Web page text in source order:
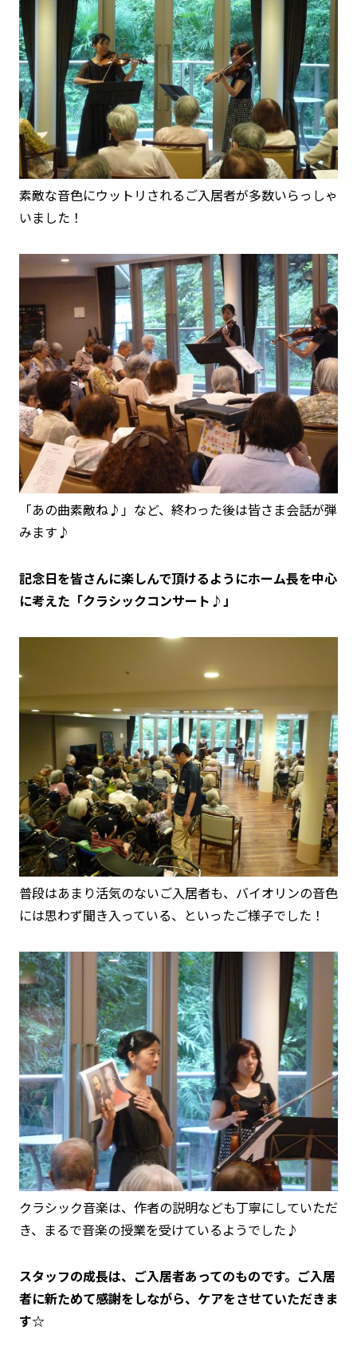
素敵な音色にウットリされるご入居者が多数いらっしゃ
いました！
「あの曲素敵ね♪」など、終わった後は皆さま会話が弾
みます♪
記念日を皆さんに楽しんで頂けるようにホーム長を中心
に考えた「クラシックコンサート♪」
普段はあまり活気のないご入居者も、バイオリンの音色
には思わず聞き入っている、といったご様子でした！
クラシック音楽は、作者の説明なども丁寧にしていただ
き、まるで音楽の授業を受けているようでした♪
スタッフの成長は、ご入居者あってのものです。ご入居
者に新ためて感謝をしながら、ケアをさせていただきま
す☆